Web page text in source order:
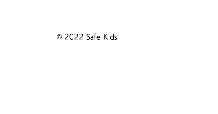
© 2022 Safe Kids